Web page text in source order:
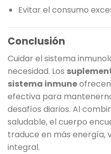
Evitar el consumo
Conclusión
Cuidar el sistema
necesidad. Los
sistema inmune
efectiva para
desafíos diarios. Al
saludable, el cuerpo
traduce en más energía,
integral.